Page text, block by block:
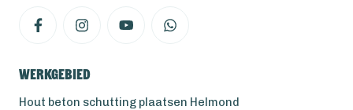
Werkgebied
Hout beton schutting plaatsen Helmond